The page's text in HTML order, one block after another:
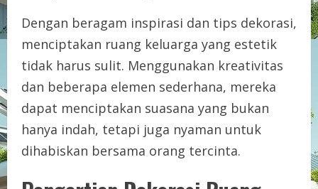
Dengan beragam inspirasi dan tips dekorasi,
menciptakan ruang keluarga yang estetik
tidak harus sulit. Menggunakan kreativitas
dan beberapa elemen sederhana, mereka
dapat menciptakan suasana yang bukan
hanya indah, tetapi juga nyaman untuk
dihabiskan bersama orang tercinta.